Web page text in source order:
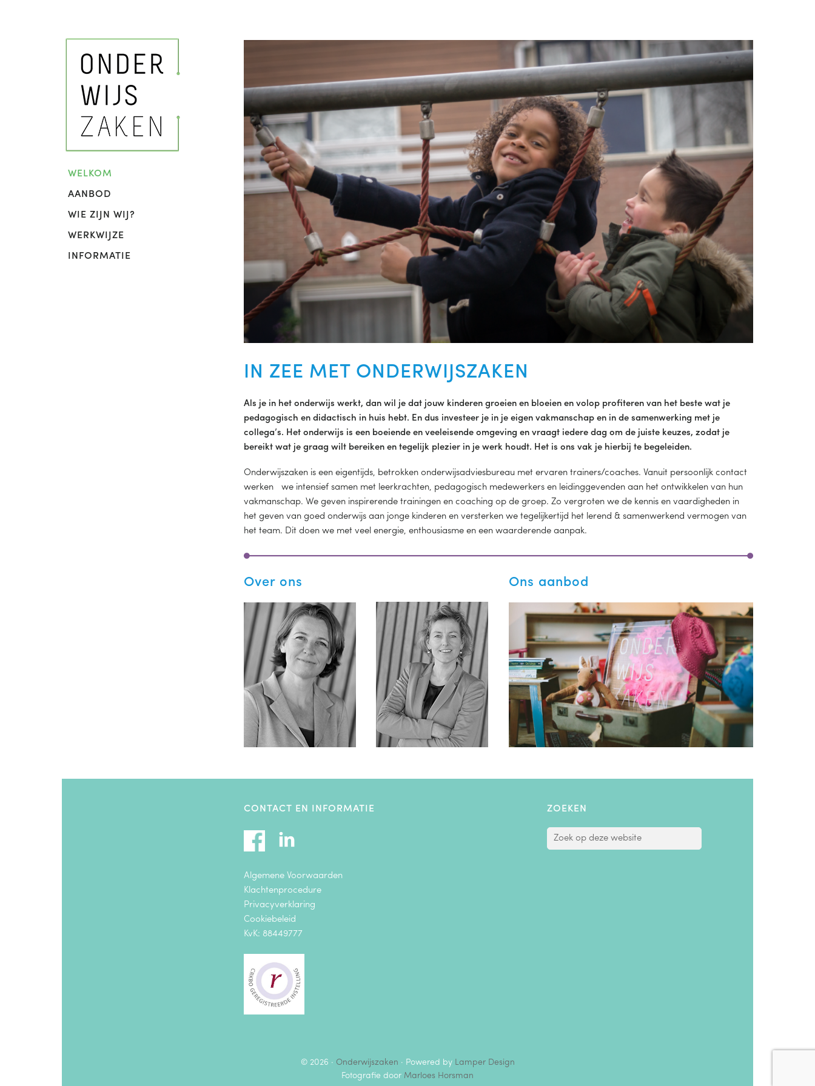
WELKOM
AANBOD
WIE ZIJN WIJ?
WERKWIJZE
INFORMATIE
IN ZEE MET ONDERWIJSZAKEN
Als je in het onderwijs werkt, dan wil je dat jouw kinderen groeien en bloeien en volop profiteren van het beste wat je
pedagogisch en didactisch in huis hebt. En dus investeer je in je eigen vakmanschap en in de samenwerking met je
collega’s. Het onderwijs is een boeiende en veeleisende omgeving en vraagt iedere dag om de juiste keuzes, zodat je
bereikt wat je graag wilt bereiken en tegelijk plezier in je werk houdt. Het is ons vak je hierbij te begeleiden.
Onderwijszaken is een eigentijds, betrokken onderwijsadviesbureau met ervaren trainers/coaches. Vanuit persoonlijk contact
werken we intensief samen met leerkrachten, pedagogisch medewerkers en leidinggevenden aan het ontwikkelen van hun
vakmanschap. We geven inspirerende trainingen en coaching op de groep. Zo vergroten we de kennis en vaardigheden in
het geven van goed onderwijs aan jonge kinderen en versterken we tegelijkertijd het lerend & samenwerkend vermogen van
het team. Dit doen we met veel energie, enthousiasme en een waarderende aanpak.
Over ons Ons aanbod
CONTACT EN INFORMATIE
Algemene Voorwaarden
Klachtenprocedure
Privacyverklaring
Cookiebeleid
KvK: 88449777
ZOEKEN
© 2026 · Onderwijszaken · Powered by Lamper Design
Fotografie door Marloes Horsman